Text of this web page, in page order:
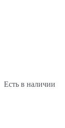
Есть в наличии